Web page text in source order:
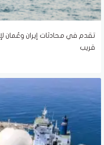
تقدم في محادثات إيران وعُمان
قريب